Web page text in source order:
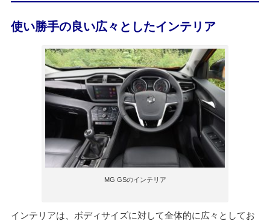
使い勝手の良い広々としたインテリア
MG GSのインテリア
インテリアは、ボディサイズに対して全体的に広々としてお